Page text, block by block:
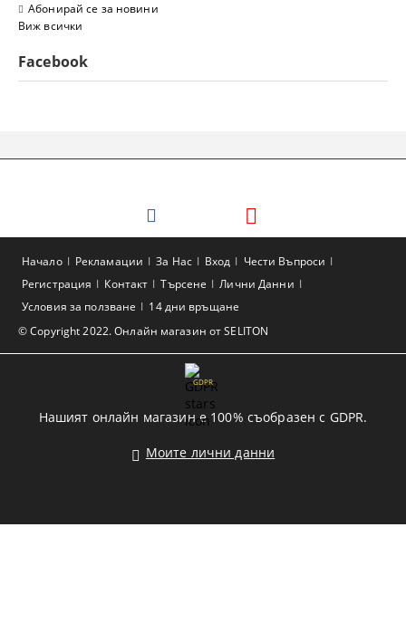
Абонирай се за новини
Виж всички
Facebook
© Copyright 2022. Онлайн магазин от SELITON
Начало Рекламации За Нас Вход
Чести Въпроси
Регистрация
Контакт Търсене
Лични Данни
Условия за ползване
14 дни връщане
GDPR
Нашият онлайн магазин е 100% съобразен с GDPR.
Моите лични данни